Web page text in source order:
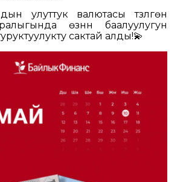
улуттук валютасы түзүлгөн
өзүнүн баалуулугун
сактай алды!💫